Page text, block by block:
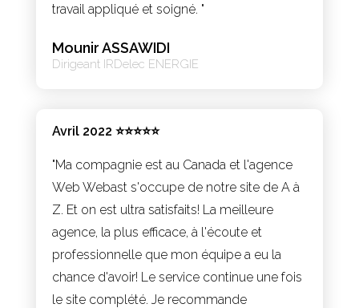
travail appliqué et soigné. "
Mounir ASSAWIDI
Dirigeant IRDelec ENERGIE
Avril 2022 ⭐⭐⭐⭐⭐
"Ma compagnie est au Canada et l'agence
Web Webast s'occupe de notre site de A à
Z. Et on est ultra satisfaits! La meilleure
agence, la plus efficace, à l'écoute et
professionnelle que mon équipe a eu la
chance d'avoir! Le service continue une fois
le site complété. Je recommande